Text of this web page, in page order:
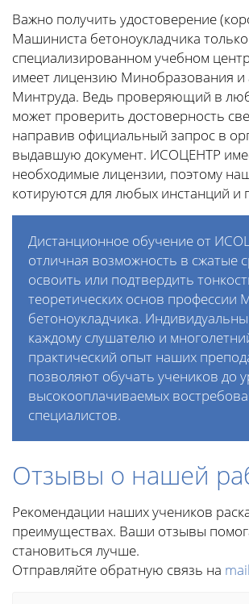
Важно получить удостоверение
Машиниста бетоноукладчика
специализированном учебном
имеет лицензию Минобразования и
Минтруда. Ведь проверяющий в
может проверить достоверность
направив официальный запрос в
выдавшую документ. ИСОЦЕНТР
необходимые лицензии, поэтому
котируются для любых инстанций и
Дистанционное обучение от
отличная возможность в сжатые
освоить или подтвердить
теоретических основ профессии
бетоноукладчика.
каждому слушателю и
практический опыт наших
позволяют обучать учеников до
высокооплачиваемых
специалистов.
Отзывы о нашей
Рекомендации наших учеников
преимуществах. Ваши отзывы
становиться лучше.
Отправляйте обратную связь на